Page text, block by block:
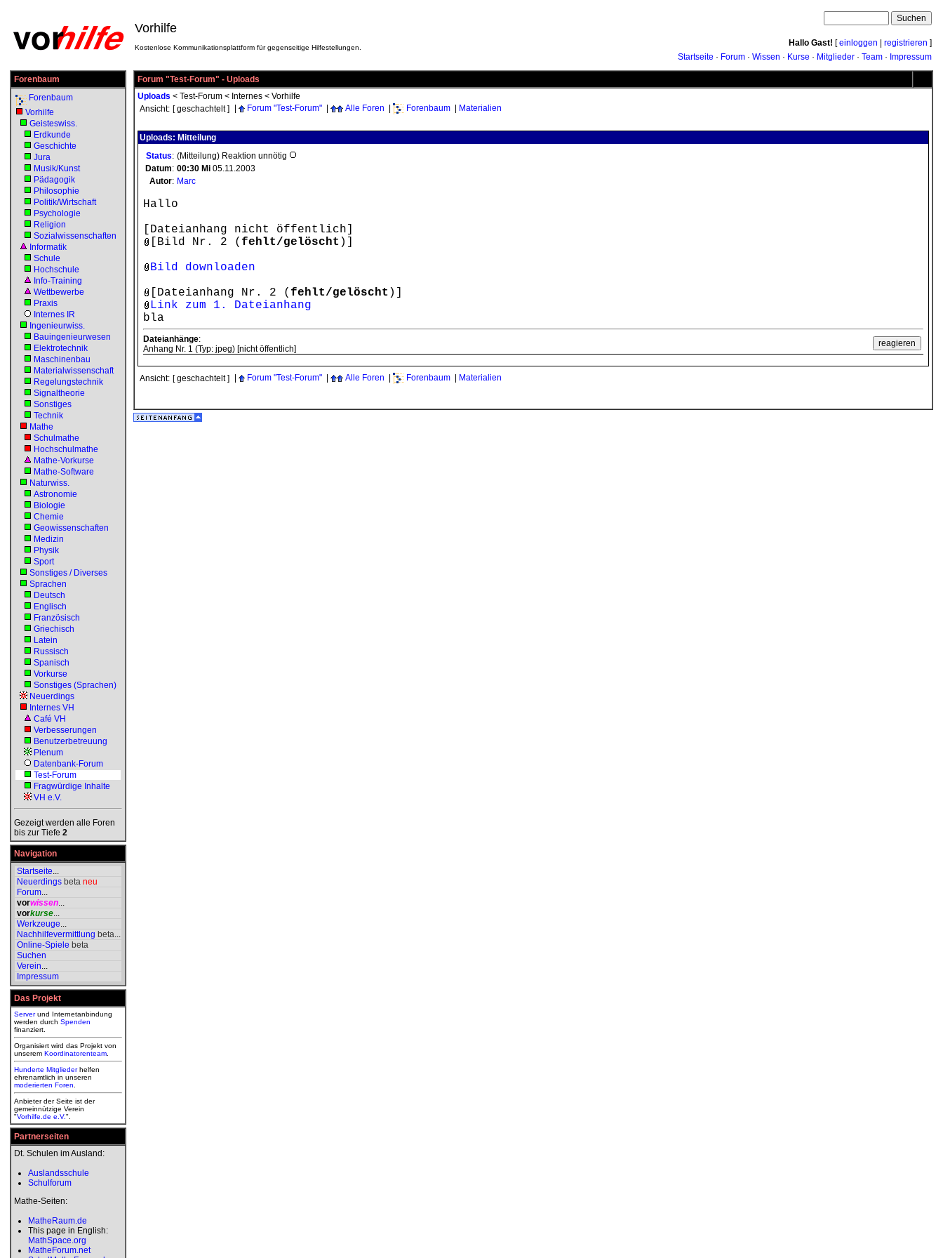
Vorhilfe
Kostenlose Kommunikationsplattform für gegenseitige Hilfestellungen. Hallo Gast! [einloggen registrieren ]
Startseite · Forum · Wissen · Kurse · Mitglieder · Team · Impressum
Forenbaum
Forenbaum
Vorhilfe
Geisteswiss.
Erdkunde
Geschichte
Jura
Musik/Kunst
Pädagogik
Philosophie
Politik/Wirtschaft
Psychologie
Religion
Sozialwissenschaften
Informatik
Schule
Hochschule
Info-Training
Wettbewerbe
Praxis
Internes IR
Ingenieurwiss.
Bauingenieurwesen
Elektrotechnik
Maschinenbau
Materialwissenschaft
Regelungstechnik
Signaltheorie
Sonstiges
Technik
Mathe
Schulmathe
Hochschulmathe
Mathe-Vorkurse
Mathe-Software
Naturwiss.
Astronomie
Biologie
Chemie
Geowissenschaften
Medizin
Physik
Sport
Sonstiges / Diverses
Sprachen
Deutsch
Englisch
Französisch
Griechisch
Latein
Russisch
Spanisch
Vorkurse
Sonstiges (Sprachen)
Neuerdings
Internes VH
Café VH
Verbesserungen
Benutzerbetreuung
Plenum
Datenbank-Forum
Test-Forum
Fragwürdige Inhalte
VH e.V.
Gezeigt werden alle Foren
bis zur Tiefe 2
Navigation
Startseite...
Neuerdings beta neu
Forum...
vorwissen...
vorkurse...
Werkzeuge...
Nachhilfevermittlung beta...
Online-Spiele beta
Suchen
Verein...
Impressum
Das Projekt
Serverund Internetanbindung
werden durch Spenden
finanziert.
Organisiert wird das Projekt von
unserem Koordinatorenteam
Hunderte Mitgliederhelfen
ehrenamtlich in unseren
moderierten Foren
Anbieter der Seite ist der
gemeinnützige Verein
"Vorhilfe.de e.V.".
Partnerseiten
Dt. Schulen im Ausland:
Auslandsschule
Schulforum
Mathe-Seiten:
MatheRaum.de
This page in English:
MathSpace.org
MatheForum.net
Forum "Test-Forum" - Uploads
Uploads < Test-Forum < Internes < Vorhilfe
Ansicht: [ geschachtelt ] Forum "Test-Forum" Alle Foren Forenbaum Materialien
Uploads: Mitteilung
Status: (Mitteilung) Reaktion unnötig
Datum: 00:30 Mi 05.11.2003
Autor: Marc
Hallo
[Dateianhang nicht öffentlich]
[Bild Nr. 2 ( fehlt/gelöscht )]
Bild downloaden
[Dateianhang Nr. 2 ( fehlt/gelöscht )]
Link zum 1. Dateianhang
bla
Dateianhänge:
Anhang Nr. 1 (Typ: jpeg) [nicht öffentlich]
Ansicht: [ geschachtelt ] Forum "Test-Forum" Alle Foren Forenbaum Materialien